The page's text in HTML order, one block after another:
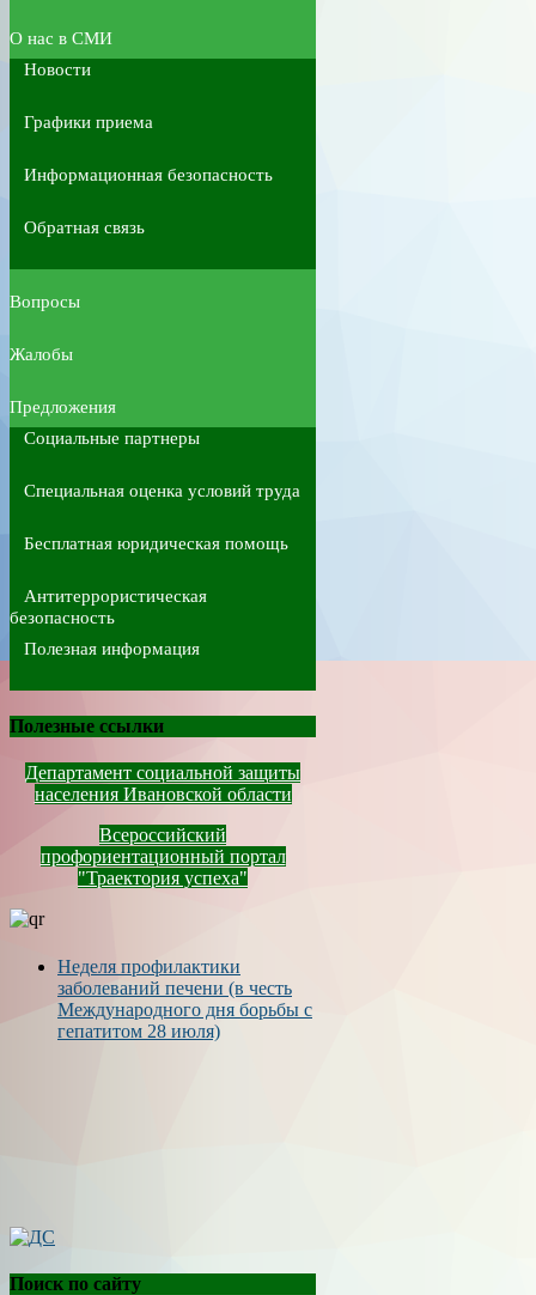
О нас в СМИ
Новости
Графики приема
Информационная безопасность
Обратная связь
Вопросы
Жалобы
Предложения
Социальные партнеры
Специальная оценка условий труда
Бесплатная юридическая помощь
Антитеррористическая
безопасность
Полезная информация
Полезные ссылки
Департамент социальной защиты
населения Ивановской области
Всероссийский
профориентационный портал
"Траектория успеха"
Неделя профилактики
заболеваний печени (в честь
Международного дня борьбы с
гепатитом 28 июля)
Поиск по сайту